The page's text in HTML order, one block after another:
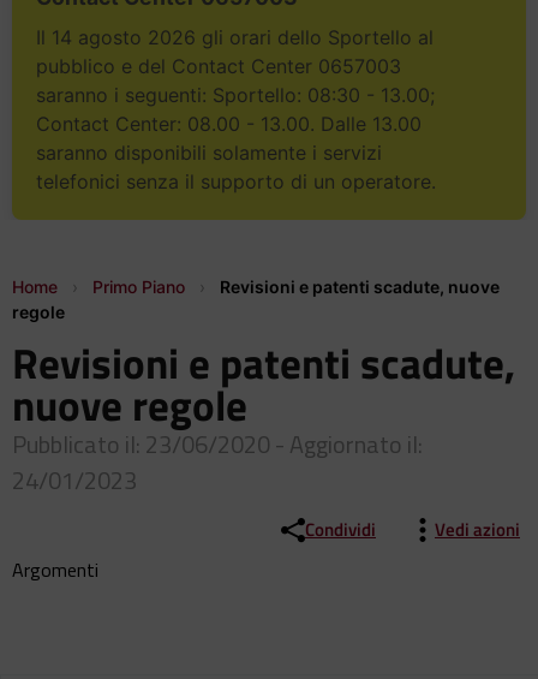
Il 14 agosto 2026 gli orari dello Sportello al
pubblico e del Contact Center 0657003
saranno i seguenti: Sportello: 08:30 - 13.00;
Contact Center: 08.00 - 13.00. Dalle 13.00
saranno disponibili solamente i servizi
telefonici senza il supporto di un operatore.
Home › Primo Piano ›
Revisioni e patenti scadute, nuove
regole
Revisioni e patenti scadute,
nuove regole
Pubblicato il: 23/06/2020 - Aggiornato il:
24/01/2023
Condividi Vedi azioni
Argomenti